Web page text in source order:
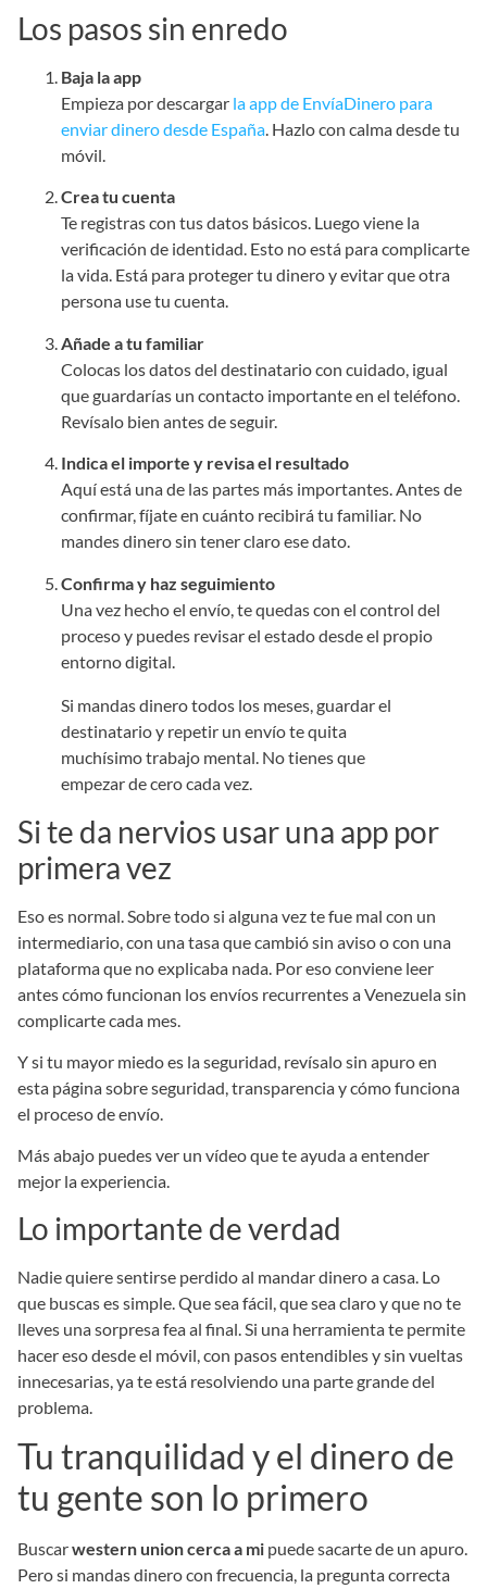
Los pasos sin enredo
Baja la app
Empieza por descargar la app de EnvíaDinero para
enviar dinero desde España. Hazlo con calma desde tu
móvil.
Crea tu cuenta
Te registras con tus datos básicos. Luego viene la
verificación de identidad. Esto no está para complicarte
la vida. Está para proteger tu dinero y evitar que otra
persona use tu cuenta.
Añade a tu familiar
Colocas los datos del destinatario con cuidado, igual
que guardarías un contacto importante en el teléfono.
Revísalo bien antes de seguir.
Indica el importe y revisa el resultado
Aquí está una de las partes más importantes. Antes de
confirmar, fíjate en cuánto recibirá tu familiar. No
mandes dinero sin tener claro ese dato.
Confirma y haz seguimiento
Una vez hecho el envío, te quedas con el control del
proceso y puedes revisar el estado desde el propio
entorno digital.
Si mandas dinero todos los meses, guardar el
destinatario y repetir un envío te quita
muchísimo trabajo mental. No tienes que
empezar de cero cada vez.
Si te da nervios usar una app por
primera vez
Eso es normal. Sobre todo si alguna vez te fue mal con un
intermediario, con una tasa que cambió sin aviso o con una
plataforma que no explicaba nada. Por eso conviene leer
antes cómo funcionan los envíos recurrentes a Venezuela sin
complicarte cada mes.
Y si tu mayor miedo es la seguridad, revísalo sin apuro en
esta página sobre seguridad, transparencia y cómo funciona
el proceso de envío.
Más abajo puedes ver un vídeo que te ayuda a entender
mejor la experiencia.
Lo importante de verdad
Nadie quiere sentirse perdido al mandar dinero a casa. Lo
que buscas es simple. Que sea fácil, que sea claro y que no te
lleves una sorpresa fea al final. Si una herramienta te permite
hacer eso desde el móvil, con pasos entendibles y sin vueltas
innecesarias, ya te está resolviendo una parte grande del
problema.
Tu tranquilidad y el dinero de
tu gente son lo primero
Buscarwestern union cerca a mi puede sacarte de un apuro.
Pero si mandas dinero con frecuencia, la pregunta correcta